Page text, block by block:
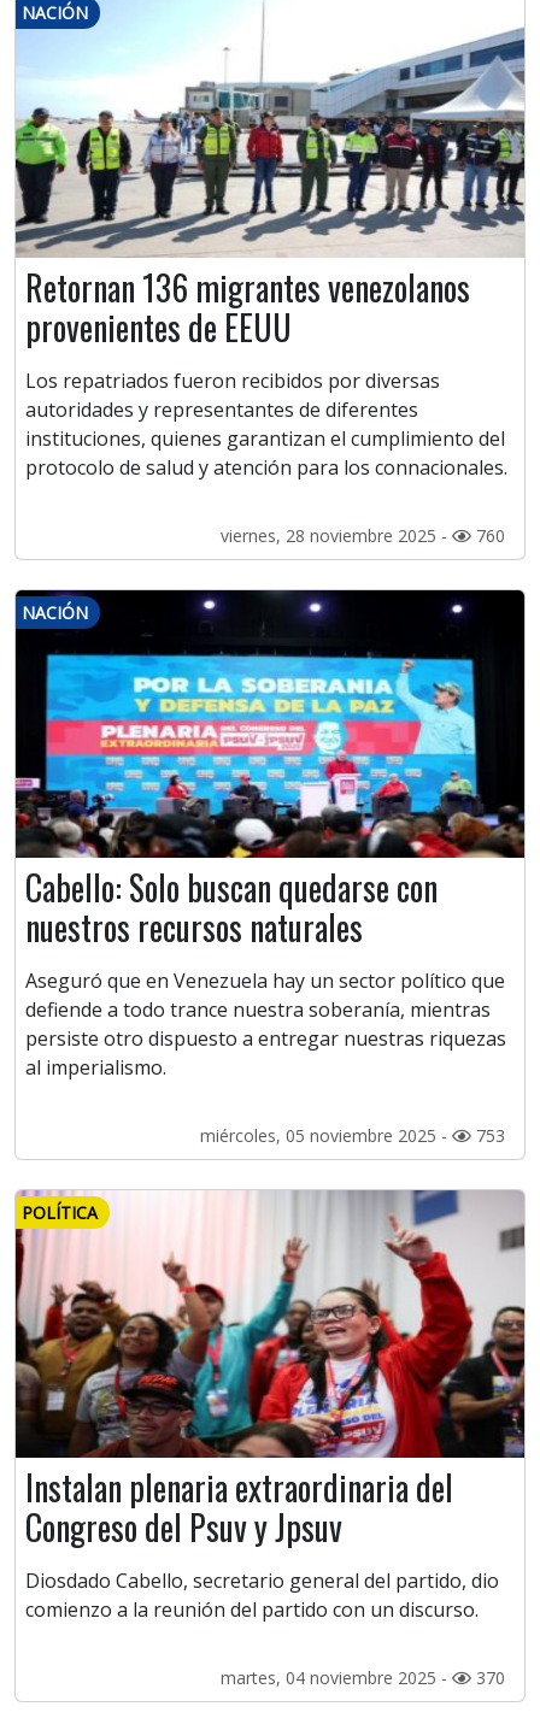
NACIÓN
Retornan 136 migrantes venezolanos
provenientes de EEUU
Los repatriados fueron recibidos por diversas
autoridades y representantes de diferentes
instituciones, quienes garantizan el cumplimiento del
protocolo de salud y atención para los connacionales.
viernes, 28 noviembre 2025 - 760
NACIÓN
Cabello: Solo buscan quedarse con
nuestros recursos naturales
Aseguró que en Venezuela hay un sector político que
defiende a todo trance nuestra soberanía, mientras
persiste otro dispuesto a entregar nuestras riquezas
al imperialismo.
miércoles, 05 noviembre 2025 - 753
POLÍTICA
Instalan plenaria extraordinaria del
Congreso del Psuv y Jpsuv
Diosdado Cabello, secretario general del partido, dio
comienzo a la reunión del partido con un discurso.
martes, 04 noviembre 2025 - 370